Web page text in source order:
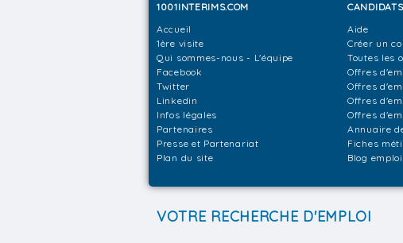
1001INTERIMS.COM
Accueil
1ère visite
Qui sommes-nous - L'équipe
Facebook
Twitter
Linkedin
Infos légales
Partenaires
Presse et Partenariat
Plan du site
CANDIDATS
Aide
Créer un
Toutes les
Offres
Offres
Offres
Offres
Annuaire
Fiches
Blog emploi
VOTRE RECHERCHE D'EMPLOI